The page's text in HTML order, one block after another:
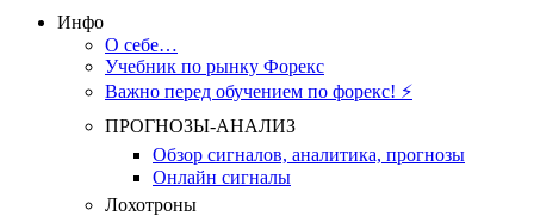
Инфо
О себе…
Учебник по рынку Форекс
Важно перед обучением по форекс! ⚡
ПРОГНОЗЫ-АНАЛИЗ
Обзор сигналов, аналитика, прогнозы
Онлайн сигналы
Лохотроны